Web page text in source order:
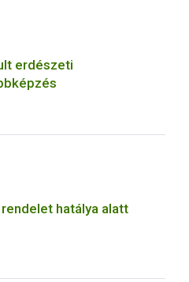
erdészeti
hatálya alatt